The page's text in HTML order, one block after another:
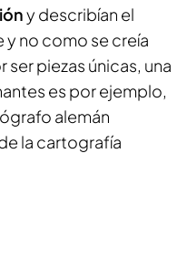
y describían el
no como se creía
piezas únicas, una
es por ejemplo,
alemán
la cartografía